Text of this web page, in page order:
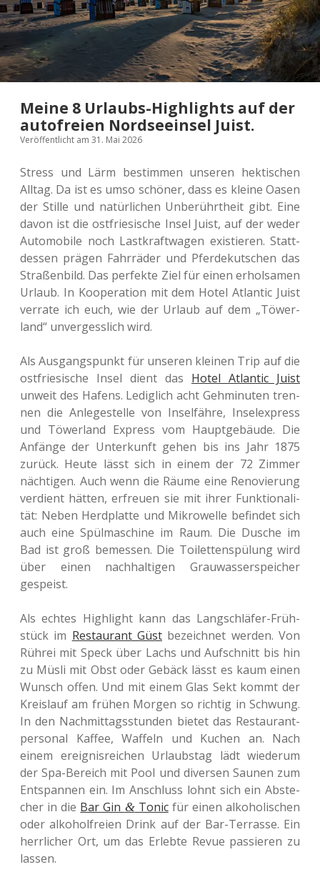
Meine 8 Urlaubs-Highlights auf der
autofreien Nordseeinsel Juist.
Veröffentlicht am 31. Mai 2026
Stress und Lärm bestim­men unse­ren hek­ti­schen
Alltag. Da ist es umso schö­ner, dass es kleine Oasen
der Stille und natür­li­chen Unbe­rührt­heit gibt. Eine
davon ist die ost­frie­si­sche Insel Juist, auf der weder
Auto­mo­bi­le noch Last­kraft­wa­gen exis­tie­ren. Statt­
des­sen prägen Fahr­rä­der und Pfer­de­kut­schen das
Stra­ßen­bild. Das per­fek­te Ziel für einen erhol­sa­men
Urlaub. In Koope­ra­ti­on mit dem Hotel Atlan­tic Juist
ver­ra­te ich euch, wie der Urlaub auf dem „Töwer­
land“ unver­gess­lich wird.
Als Aus­gangs­punkt für unse­ren klei­nen Trip auf die
ost­frie­si­sche Insel dient das Hotel Atlan­tic Juist
unweit des Hafens. Ledig­lich acht Geh­mi­nu­ten tren­
nen die Anle­ge­stel­le von Insel­fäh­re, Insel­ex­press
und Töwer­land Express vom Haupt­ge­bäu­de. Die
Anfän­ge der Unter­kunft gehen bis ins Jahr 1875
zurück. Heute lässt sich in einem der 72 Zimmer
näch­ti­gen. Auch wenn die Räume eine Reno­vie­rung
ver­dient hätten, erfreu­en sie mit ihrer Funk­tio­na­li­
tät: Neben Herd­plat­te und Mikro­wel­le befin­det sich
auch eine Spül­ma­schi­ne im Raum. Die Dusche im
Bad ist groß bemes­sen. Die Toi­let­ten­spü­lung wird
über einen nach­hal­ti­gen Grau­was­ser­spei­cher
gespeist.
Als echtes High­light kann das Lang­schlä­fer-Früh­
stück im Restau­rant Güst bezeich­net werden. Von
Rührei mit Speck über Lachs und Auf­schnitt bis hin
zu Müsli mit Obst oder Gebäck lässt es kaum einen
Wunsch offen. Und mit einem Glas Sekt kommt der
Kreis­lauf am frühen Morgen so rich­tig in Schwung.
In den Nach­mit­tags­stun­den bietet das Restau­rant­
per­so­nal Kaffee, Waf­feln und Kuchen an. Nach
einem ereig­nis­rei­chen Urlaubs­tag lädt wie­der­um
der Spa-Bereich mit Pool und diver­sen Saunen zum
Ent­span­nen ein. Im Anschluss lohnt sich ein Abste­
cher in die Bar Gin &Tonicfür einen alko­ho­li­schen
oder alko­hol­frei­en Drink auf der Bar-Ter­ras­se. Ein
herr­li­cher Ort, um das Erleb­te Revue pas­sie­ren zu
lassen.